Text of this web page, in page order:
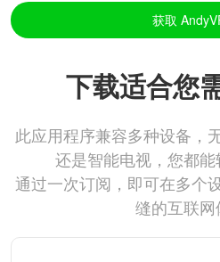
获取
下载适合您
此应用程序兼容多种设备，
还是智能电视，您都能
通过一次订阅，即可在多个
缝的互联网